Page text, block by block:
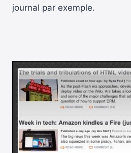
journal par exemple.